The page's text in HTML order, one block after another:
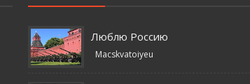
Люблю Россию
Macskvatoiyeu